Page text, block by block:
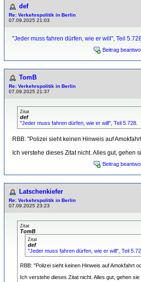
def
Re: Verkehrspolitik in Berlin
07.09.2025 21:03
"Jeder muss fahren dürfen, wie er will", Teil
Beitrag
TomB
Re: Verkehrspolitik in Berlin
07.09.2025 21:37
Zitat
def
"Jeder muss fahren dürfen, wie er will", Teil 5.728
RBB: "Polizei sieht keinen Hinweis auf
Ich verstehe dieses Zitat nicht. Alles gut, gehen
Beitrag
Latschenkiefer
Re: Verkehrspolitik in Berlin
07.09.2025 23:23
Zitat
TomB
Zitat
def
"Jeder muss fahren dürfen, wie er will", Teil
RBB: "Polizei sieht keinen Hinweis auf Amokfahrt
Ich verstehe dieses Zitat nicht. Alles gut, gehen sie